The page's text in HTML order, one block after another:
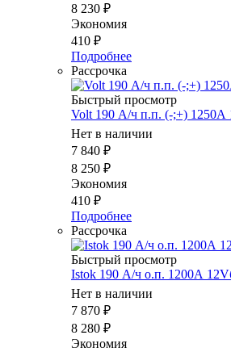
8 230 ₽
Экономия
410 ₽
Подробнее
Рассрочка
Быстрый просмотр
Volt 190 А/ч п.п. (-;+) 1250А
Нет в наличии
7 840 ₽
8 250 ₽
Экономия
410 ₽
Подробнее
Рассрочка
Быстрый просмотр
Istok 190 А/ч о.п. 1200А
Нет в наличии
7 870 ₽
8 280 ₽
Экономия